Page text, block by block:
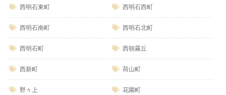
西明石東町 西明石西町
西明石南町 西明石北町
西明石町 西朝霧丘
西新町 荷山町
野々上 花園町